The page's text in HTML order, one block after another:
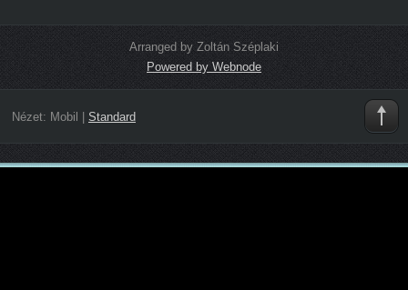
Arranged by Zoltán Széplaki
Powered by Webnode
Nézet: Mobil Standard